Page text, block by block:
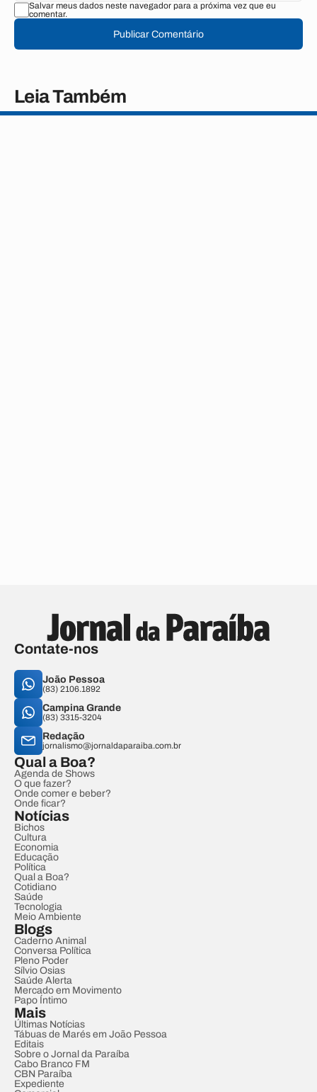
Salvar meus dados neste navegador para a próxima vez que eu
comentar.
Publicar Comentário
Leia Também
Contate-nos
João Pessoa
(83) 2106.1892
Campina Grande
(83) 3315-3204
Redação
jornalismo@jornaldaparaiba.com.br
Qual a Boa?
Agenda de Shows
O que fazer?
Onde comer e beber?
Onde ficar?
Notícias
Bichos
Cultura
Economia
Educação
Política
Qual a Boa?
Cotidiano
Saúde
Tecnologia
Meio Ambiente
Blogs
Caderno Animal
Conversa Política
Pleno Poder
Sílvio Osias
Saúde Alerta
Mercado em Movimento
Papo Íntimo
Mais
Últimas Notícias
Tábuas de Marés em João Pessoa
Editais
Sobre o Jornal da Paraíba
Cabo Branco FM
CBN Paraíba
Expediente